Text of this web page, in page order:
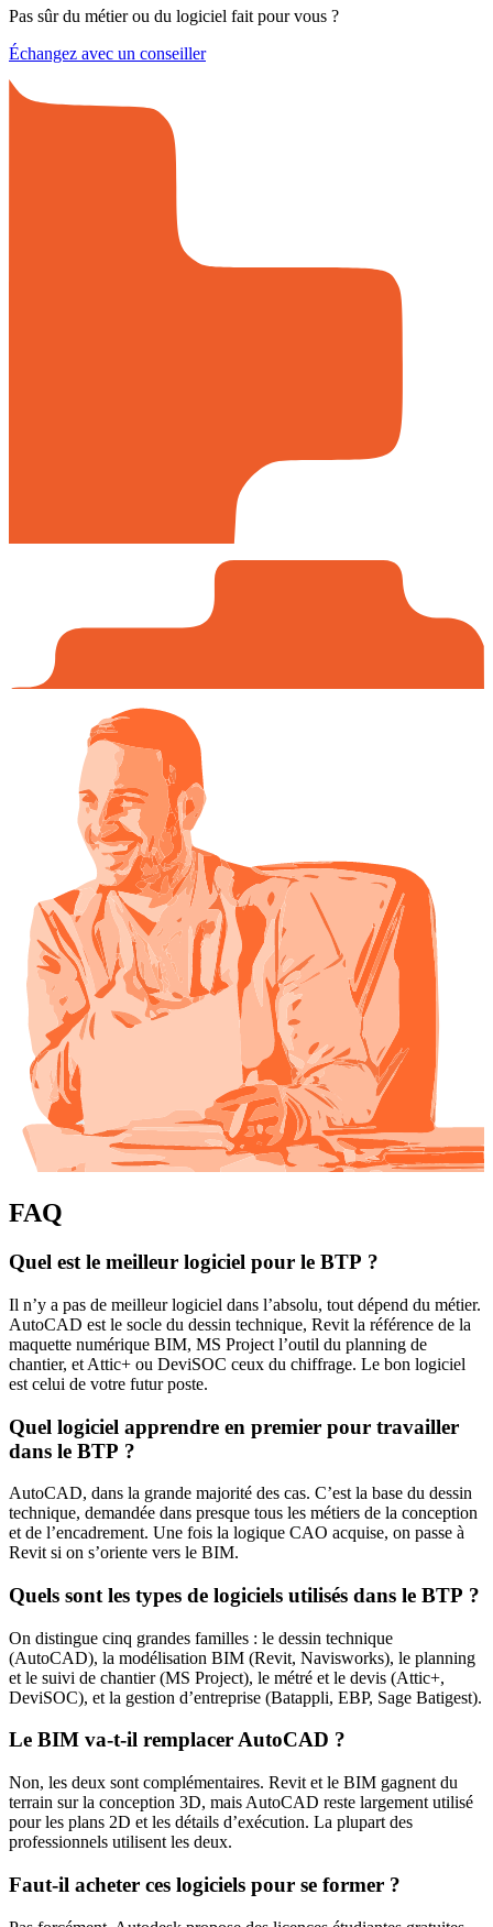
Pas sûr du métier ou du logiciel fait pour vous ?
Échangez avec un conseiller
FAQ
Quel est le meilleur logiciel pour le BTP ?
Il n’y a pas de meilleur logiciel dans l’absolu, tout dépend du métier.
AutoCAD est le socle du dessin technique, Revit la référence de la
maquette numérique BIM, MS Project l’outil du planning de
chantier, et Attic+ ou DeviSOC ceux du chiffrage. Le bon logiciel
est celui de votre futur poste.
Quel logiciel apprendre en premier pour travailler
dans le BTP ?
AutoCAD, dans la grande majorité des cas. C’est la base du dessin
technique, demandée dans presque tous les métiers de la conception
et de l’encadrement. Une fois la logique CAO acquise, on passe à
Revit si on s’oriente vers le BIM.
Quels sont les types de logiciels utilisés dans le BTP ?
On distingue cinq grandes familles : le dessin technique
(AutoCAD), la modélisation BIM (Revit, Navisworks), le planning
et le suivi de chantier (MS Project), le métré et le devis (Attic+,
DeviSOC), et la gestion d’entreprise (Batappli, EBP, Sage Batigest).
Le BIM va-t-il remplacer AutoCAD ?
Non, les deux sont complémentaires. Revit et le BIM gagnent du
terrain sur la conception 3D, mais AutoCAD reste largement utilisé
pour les plans 2D et les détails d’exécution. La plupart des
professionnels utilisent les deux.
Faut-il acheter ces logiciels pour se former ?